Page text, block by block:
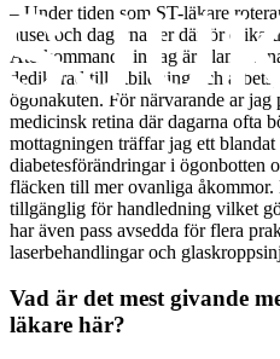
– Under tiden som ST-läkare
huset och dagarna ser därför olika
Återkommande inslag är bland
dedikerad till utbildning och
ögonakuten. För närvarande är jag
medicinsk retina där dagarna ofta
mottagningen träffar jag ett
diabetesförändringar i ögonbotten
fläcken till mer ovanliga
tillgänglig för handledning vilket
har även pass avsedda för flera
laserbehandlingar och
Vad är det mest givande
läkare här?